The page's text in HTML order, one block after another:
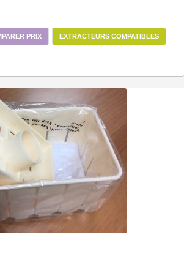
PRIX EXTRACTEURS COMPATIBLES